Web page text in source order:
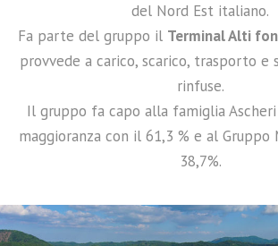
del Nord Est italiano.
Fa parte del gruppo il Terminal Alti
provvede a carico, scarico, trasporto e
rinfuse.
Il gruppo fa capo alla famiglia
maggioranza con il 61,3 % e al
38,7%.